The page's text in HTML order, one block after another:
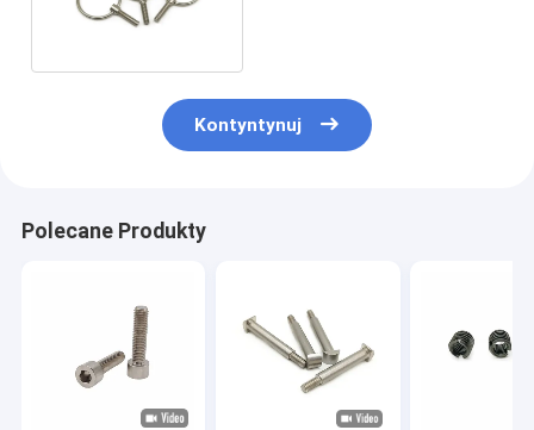
Kontyntynuj
Polecane Produkty